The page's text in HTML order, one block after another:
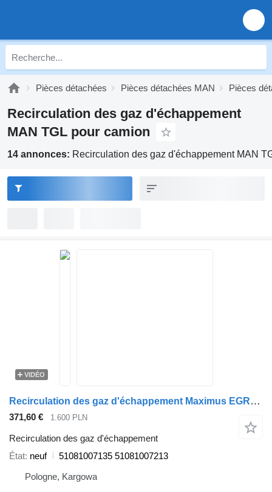
Pièces détachées Pièces détachées MAN Pièces
Recirculation des gaz d'échappement
MAN TGL pour camion
14 annonces: Recirculation des gaz d'échappement MAN
VIDÉO
Recirculation des gaz d'échappement Maximus EGR007A 51081007135 pour camion MAN TGL
371,60 € 1.600 PLN
Recirculation des gaz d'échappement
État neuf
51081007135 51081007213
Pologne, Kargowa